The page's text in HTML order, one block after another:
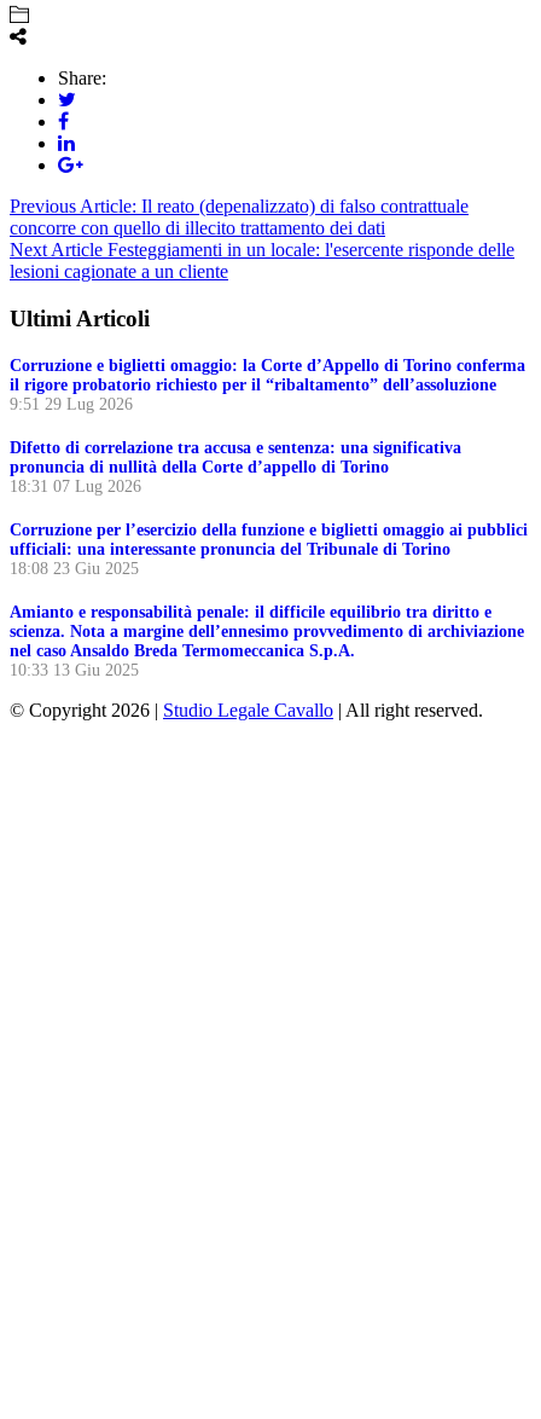
Share:
Previous Article: Il reato (depenalizzato) di falso contrattuale
concorre con quello di illecito trattamento dei dati
Next Article Festeggiamenti in un locale: l'esercente risponde delle
lesioni cagionate a un cliente
Ultimi Articoli
Corruzione e biglietti omaggio: la Corte d’Appello di Torino conferma
il rigore probatorio richiesto per il “ribaltamento” dell’assoluzione
9:51 29 Lug 2026
Difetto di correlazione tra accusa e sentenza: una significativa
pronuncia di nullità della Corte d’appello di Torino
18:31 07 Lug 2026
Corruzione per l’esercizio della funzione e biglietti omaggio ai pubblici
ufficiali: una interessante pronuncia del Tribunale di Torino
18:08 23 Giu 2025
Amianto e responsabilità penale: il difficile equilibrio tra diritto e
scienza. Nota a margine dell’ennesimo provvedimento di archiviazione
nel caso Ansaldo Breda Termomeccanica S.p.A.
10:33 13 Giu 2025
© Copyright 2026 | Studio Legale Cavallo | All right reserved.